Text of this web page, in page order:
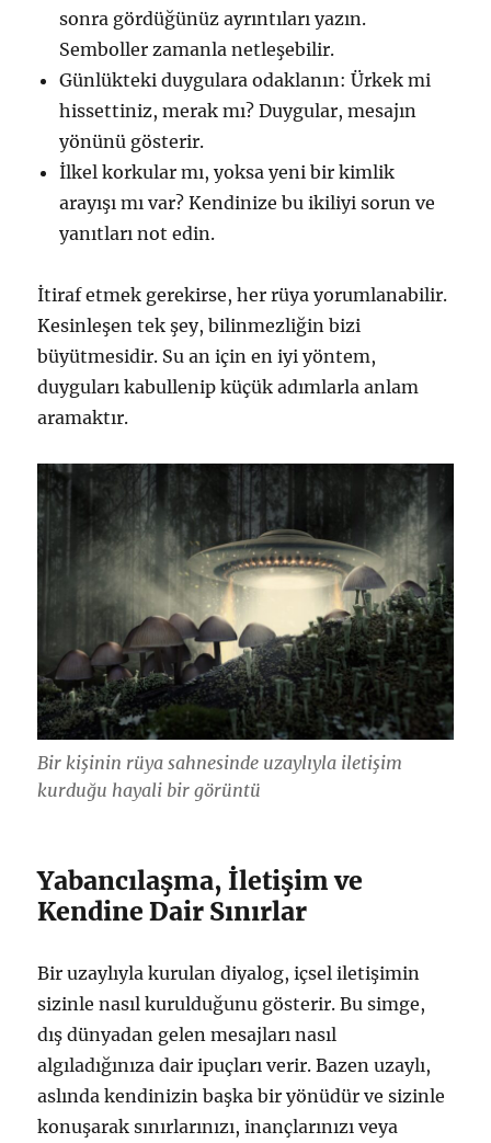
sonra gördüğünüz ayrıntıları yazın.
Semboller zamanla netleşebilir.
Günlükteki duygulara odaklanın: Ürkek mi
hissettiniz, merak mı? Duygular, mesajın
yönünü gösterir.
İlkel korkular mı, yoksa yeni bir kimlik
arayışı mı var? Kendinize bu ikiliyi sorun ve
yanıtları not edin.
İtiraf etmek gerekirse, her rüya yorumlanabilir.
Kesinleşen tek şey, bilinmezliğin bizi
büyütmesidir. Su an için en iyi yöntem,
duyguları kabullenip küçük adımlarla anlam
aramaktır.
Bir kişinin rüya sahnesinde uzaylıyla iletişim
kurduğu hayali bir görüntü
Yabancılaşma, İletişim ve
Kendine Dair Sınırlar
Bir uzaylıyla kurulan diyalog, içsel iletişimin
sizinle nasıl kurulduğunu gösterir. Bu simge,
dış dünyadan gelen mesajları nasıl
algıladığınıza dair ipuçları verir. Bazen uzaylı,
aslında kendinizin başka bir yönüdür ve sizinle
konuşarak sınırlarınızı, inançlarınızı veya